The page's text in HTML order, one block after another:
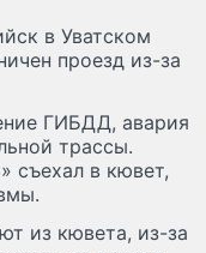
в Уватском
проезд из-за
ГИБДД, авария
трассы.
съехал в кювет,
из кювета, из-за